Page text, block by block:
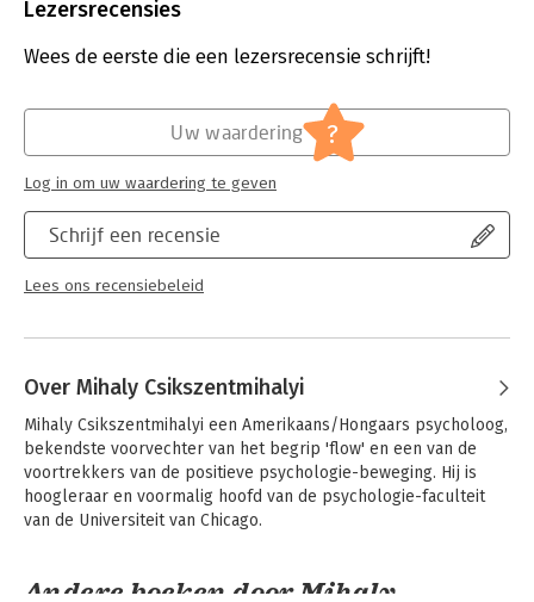
Uitgever:
Verschijningsdatum:
27-7-2021
10-8-2026
Lezersrecensies
Wees de eerste die een lezersrecensie schrijft!
Schrijf een recensie
Lees ons recensiebeleid
Uw waardering ?
Log in om uw waardering te geven
Over Mihaly Csikszentmihalyi
Mihaly Csikszentmihalyi een Amerikaans/Hongaars psycholoog,
bekendste voorvechter van het begrip 'flow' en een van de
voortrekkers van de positieve psychologie-beweging. Hij is
hoogleraar en voormalig hoofd van de psychologie-faculteit
van de Universiteit van Chicago.
Andere boeken door Mihaly